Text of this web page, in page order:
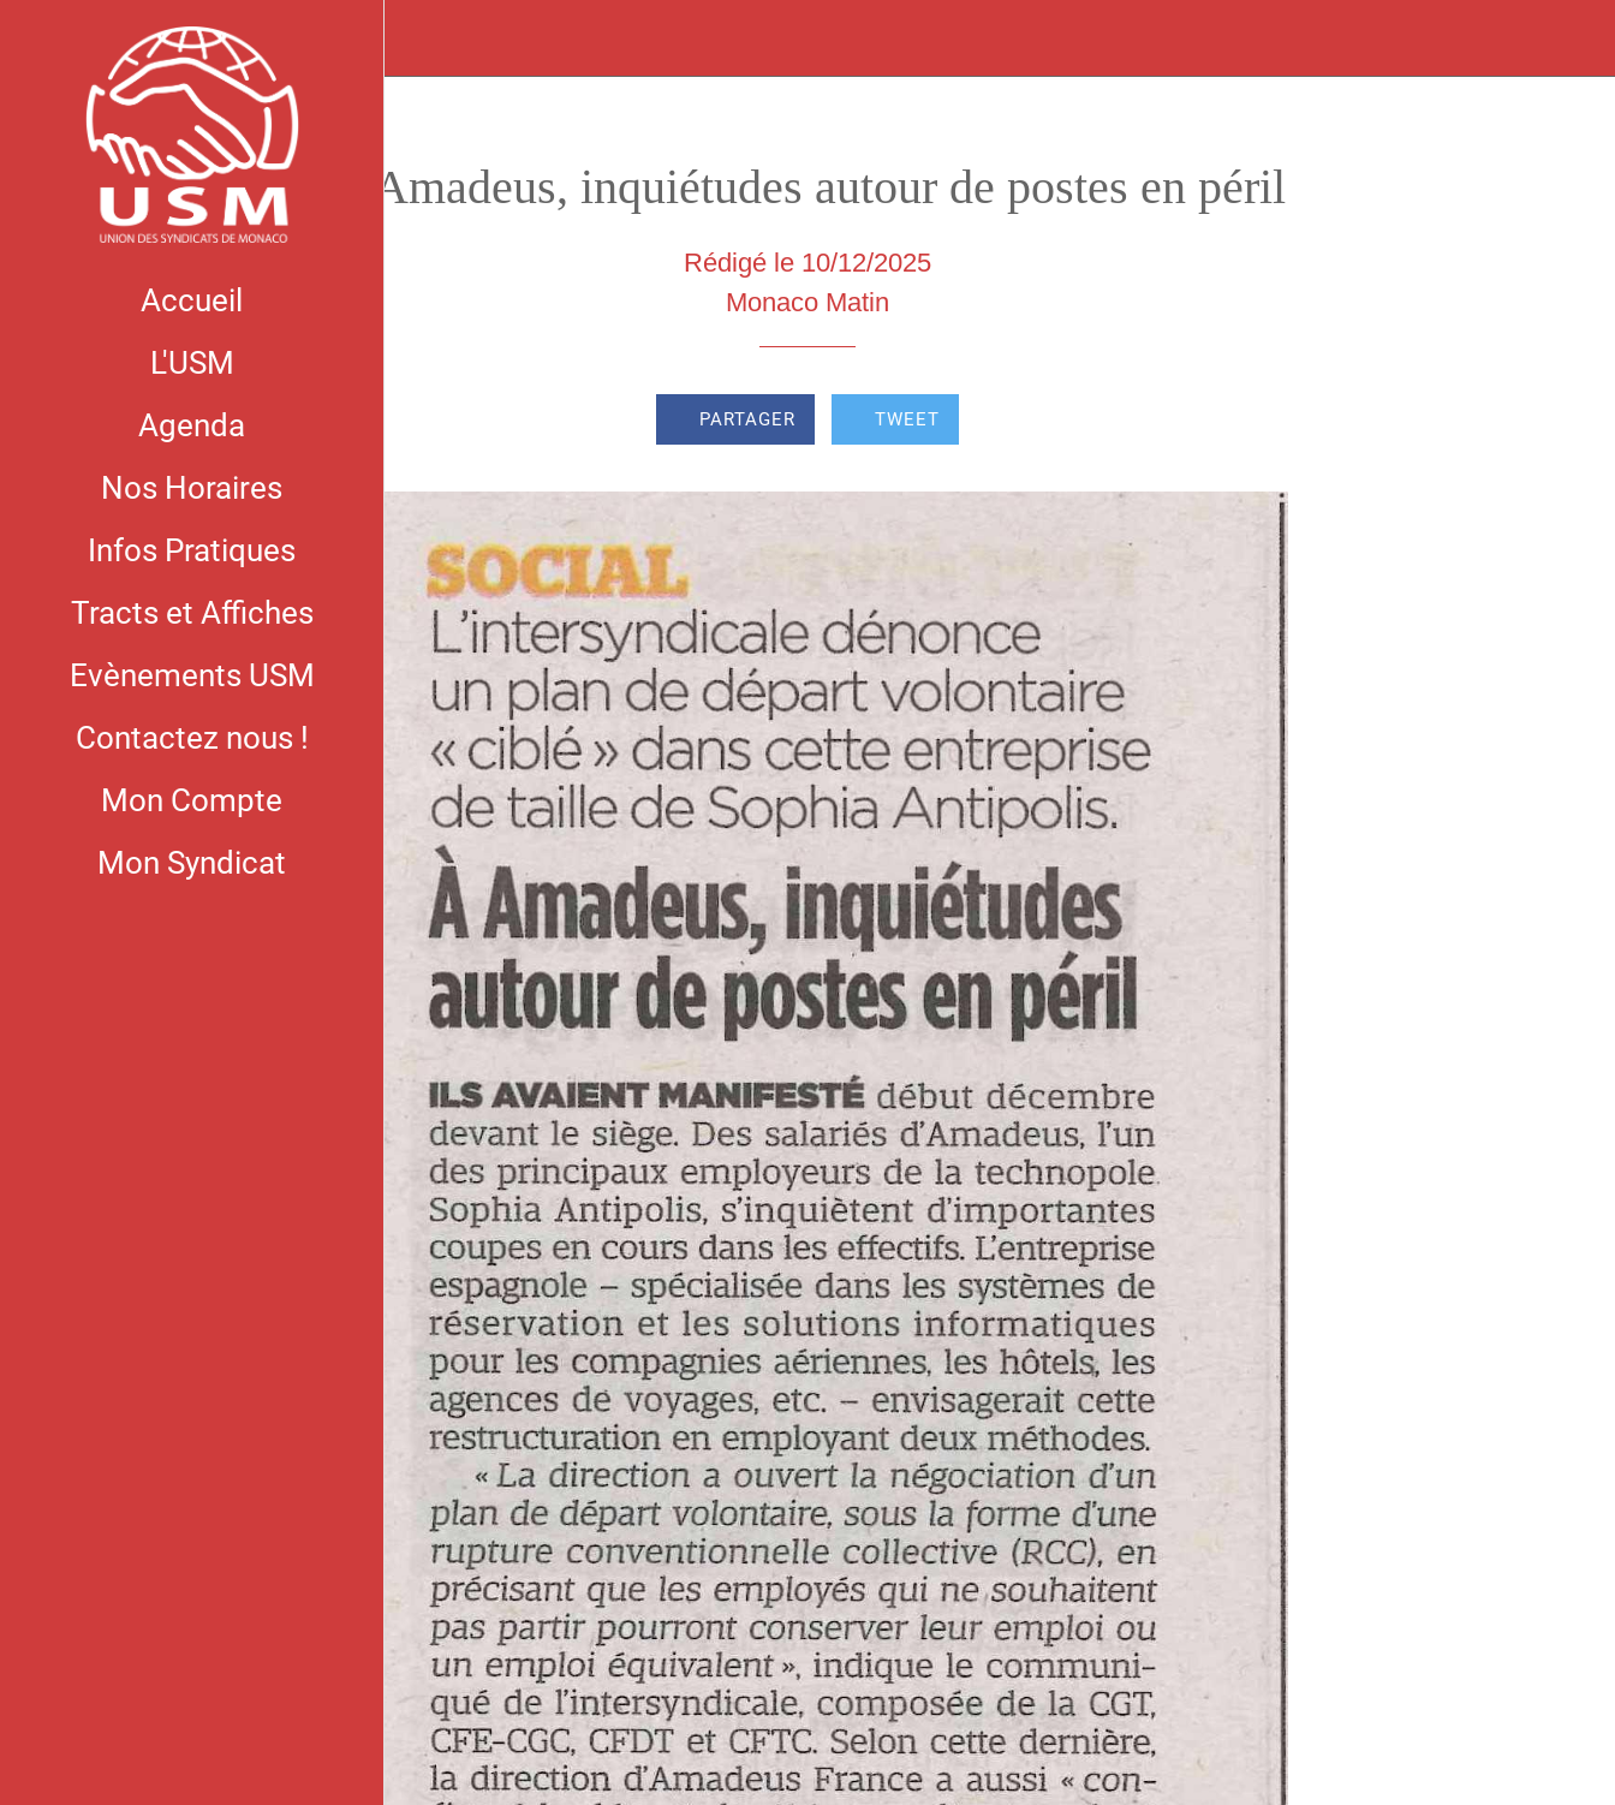
Accueil
L'USM
Agenda
Nos Horaires
Infos Pratiques
Tracts et Affiches
Evènements USM
Contactez nous !
Mon Compte
Mon Syndicat
À Amadeus, inquiétudes autour de postes en péril
Rédigé le 10/12/2025
Monaco Matin
PARTAGER TWEET